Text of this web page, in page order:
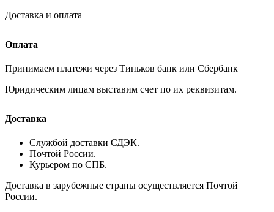
Доставка и оплата
Оплата
Принимаем платежи через Тиньков банк или Сбербанк
Юридическим лицам выставим счет по их реквизитам.
Доставка
Службой доставки СДЭК.
Почтой России.
Курьером по СПБ.
Доставка в зарубежные страны осуществляется Почтой
России.